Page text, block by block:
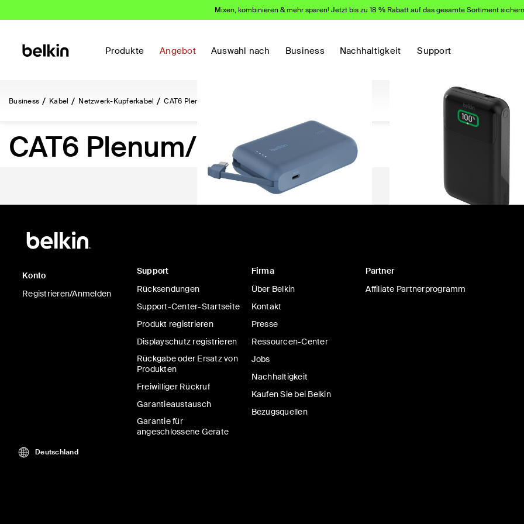
Mixen, kombinieren & mehr sparen! Jetzt bis zu 18 % Rabatt auf das gesamte Sortiment
Produkte Angebot Auswahl nach Business Nachhaltigkeit Support
Business Kabel Netzwerk-Kupferkabel CAT6 Plenum/Riser
CAT6 Plenum/Riser
BoostCharge
Powerbank 10K/20K mit integriertem
Kabel
Price:
29,99 €- 44,99 €
In den Einkaufswagen
BoostCharge Pro
3-Port-Laptop-Powerbank 20K
Konto
Registrieren/Anmelden
Support
Rücksendungen
Support-Center-Startseite
Produkt registrieren
Displayschutz registrieren
Rückgabe oder Ersatz von
Produkten
Freiwilliger Rückruf
Garantieaustausch
Garantie für
angeschlossene Geräte
Firma
Über Belkin
Kontakt
Presse
Ressourcen-Center
Jobs
Nachhaltigkeit
Kaufen Sie bei Belkin
Bezugsquellen
Partner
Affiliate Partnerprogramm
Deutschland